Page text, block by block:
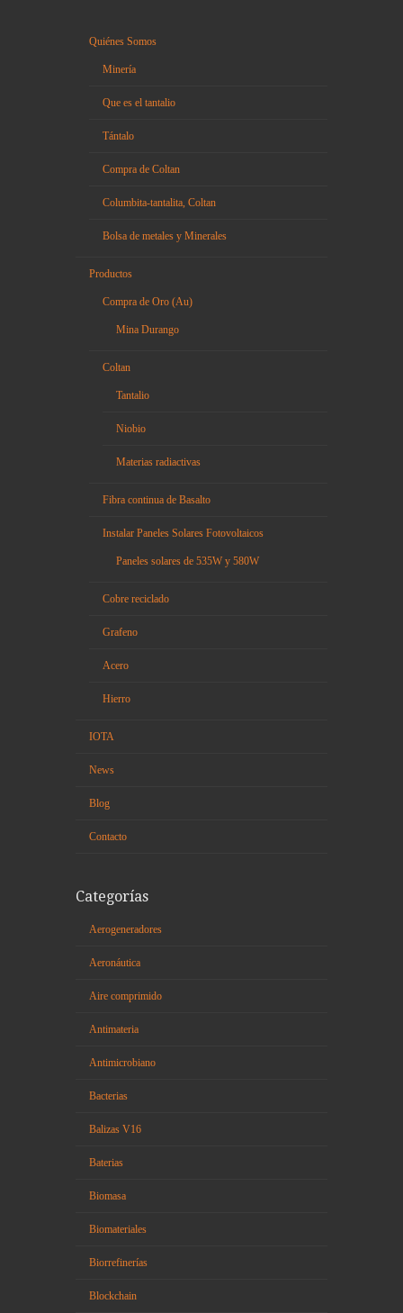
Quiénes Somos
Minería
Que es el tantalio
Tántalo
Compra de Coltan
Columbita-tantalita, Coltan
Bolsa de metales y Minerales
Productos
Compra de Oro (Au)
Mina Durango
Coltan
Tantalio
Niobio
Materias radiactivas
Fibra continua de Basalto
Instalar Paneles Solares Fotovoltaicos
Paneles solares de 535W y 580W
Cobre reciclado
Grafeno
Acero
Hierro
IOTA
News
Blog
Contacto
Categorías
Aerogeneradores
Aeronáutica
Aire comprimido
Antimateria
Antimicrobiano
Bacterias
Balizas V16
Baterias
Biomasa
Biomateriales
Biorrefinerías
Blockchain